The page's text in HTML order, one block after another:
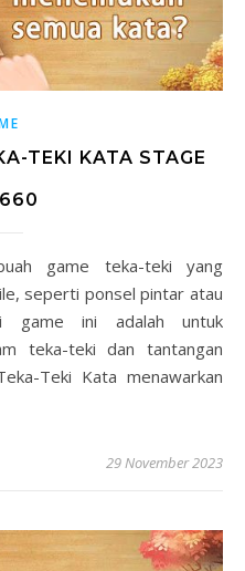
TEKI KATA STAGE
seperti ponsel pintar atau
game ini adalah untuk
teka-teki dan tantangan
Teki Kata menawarkan
29 November 2023